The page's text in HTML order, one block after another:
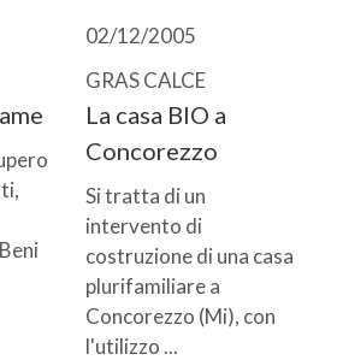
02/12/2005
GRAS CALCE
La casa BIO a
Concorezzo
Si tratta di un
intervento di
costruzione di una casa
plurifamiliare a
Concorezzo (Mi), con
l'utilizzo ...